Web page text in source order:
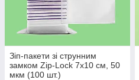
Зіп-пакети зі струнним
замком Zip-Lock 7х10 см, 50
мкм (100 шт.)